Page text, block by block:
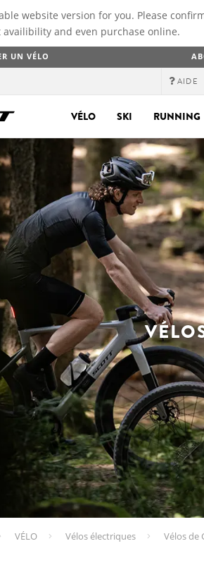
website version for you. Please
and even purchase online.
UN VÉLO
AIDE
VÉLO SKI RUNNING
VÉLO Vélos électriques Vélos de